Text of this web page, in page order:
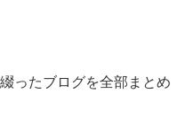
ったブログを全部まとめ